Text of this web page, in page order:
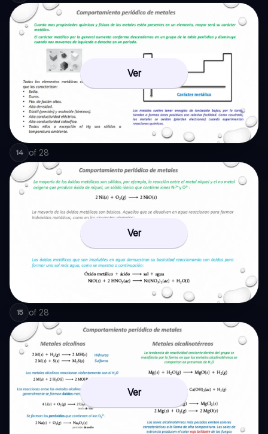
Ver
14 of 28
Ver
15 of 28
Ver